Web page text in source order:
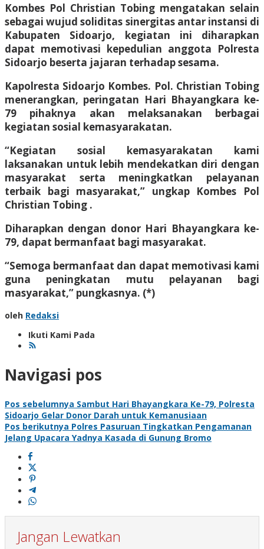
Kombes Pol Christian Tobing mengatakan selain
sebagai wujud soliditas sinergitas antar instansi di
Kabupaten Sidoarjo, kegiatan ini diharapkan
dapat memotivasi kepedulian anggota Polresta
Sidoarjo beserta jajaran terhadap sesama.
Kapolresta Sidoarjo Kombes. Pol. Christian Tobing
menerangkan, peringatan Hari Bhayangkara ke-
79 pihaknya akan melaksanakan berbagai
kegiatan sosial kemasyarakatan.
“Kegiatan sosial kemasyarakatan kami
laksanakan untuk lebih mendekatkan diri dengan
masyarakat serta meningkatkan pelayanan
terbaik bagi masyarakat,” ungkap Kombes Pol
Christian Tobing .
Diharapkan dengan donor Hari Bhayangkara ke-
79, dapat bermanfaat bagi masyarakat.
“Semoga bermanfaat dan dapat memotivasi kami
guna peningkatan mutu pelayanan bagi
masyarakat,” pungkasnya. (*)
oleh Redaksi
Ikuti Kami Pada
Navigasi pos
Pos sebelumnya Sambut Hari Bhayangkara Ke-79, Polresta
Sidoarjo Gelar Donor Darah untuk Kemanusiaan
Pos berikutnya Polres Pasuruan Tingkatkan Pengamanan
Jelang Upacara Yadnya Kasada di Gunung Bromo
Jangan Lewatkan